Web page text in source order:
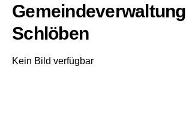
Gemeindeverwaltung
Schlöben
Kein Bild verfügbar